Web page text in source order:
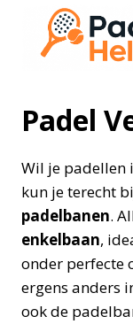
Doorgaan
inhoud
Padel
Wil je padellen
kun je terecht
padelbanen.
enkelbaan,
onder perfecte
ergens anders
ook de